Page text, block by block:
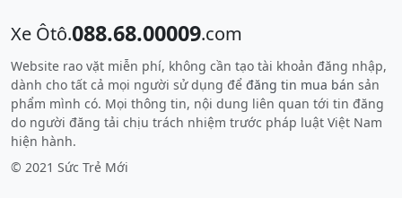
Xe Ôtô.088.68.00009.com
Website rao vặt miễn phí, không cần tạo tài khoản đăng nhập,
dành cho tất cả mọi người sử dụng để đăng tin mua bán sản
phẩm mình có. Mọi thông tin, nội dung liên quan tới tin đăng
do người đăng tải chịu trách nhiệm trước pháp luật Việt Nam
hiện hành.
© 2021 Sức Trẻ Mới